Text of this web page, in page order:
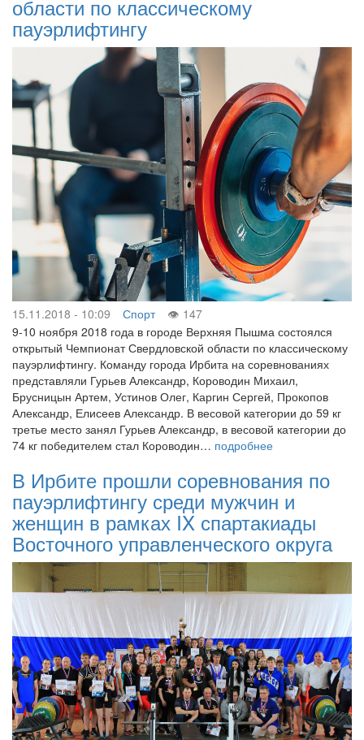
области по классическому
пауэрлифтингу
15.11.2018 - 10:09 Спорт
147
9-10 ноября 2018 года в городе Верхняя Пышма состоялся
открытый Чемпионат Свердловской области по классическому
пауэрлифтингу. Команду города Ирбита на соревнованиях
представляли Гурьев Александр, Короводин Михаил,
Брусницын Артем, Устинов Олег, Каргин Сергей, Прокопов
Александр, Елисеев Александр. В весовой категории до 59 кг
третье место занял Гурьев Александр, в весовой категории до
74 кг победителем стал Короводин… подробнее
В Ирбите прошли соревнования по
пауэрлифтингу среди мужчин и
женщин в рамках IX спартакиады
Восточного управленческого округа